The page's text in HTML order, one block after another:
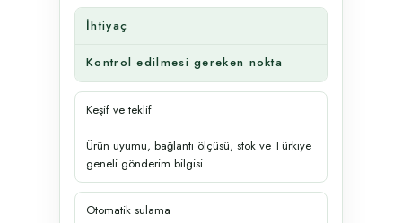
İhtiyaç
Kontrol edilmesi gereken nokta
Keşif ve teklif
Ürün uyumu, bağlantı ölçüsü, stok ve Türkiye
geneli gönderim bilgisi
Otomatik sulama